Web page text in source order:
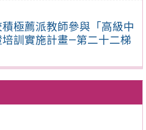
極薦派教師參與「高級中
訓實施計畫—第二十二梯